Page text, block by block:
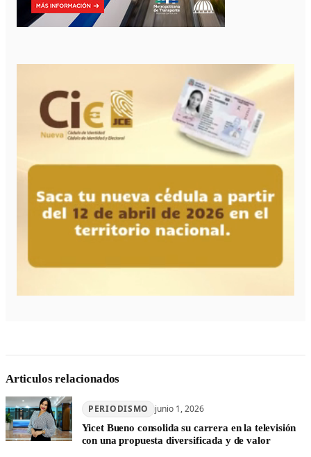
Articulos relacionados
PERIODISMO junio 1, 2026
Yicet Bueno consolida su carrera en la televisión
con una propuesta diversificada y de valor